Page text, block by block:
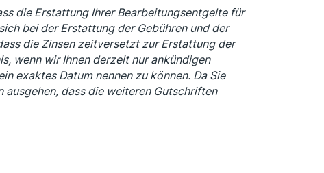
die Erstattung Ihrer Bearbeitungsentgelte für
bei der Erstattung der Gebühren und der
die Zinsen zeitversetzt zur Erstattung der
wenn wir Ihnen derzeit nur ankündigen
exaktes Datum nennen zu können. Da Sie
dass die weiteren Gutschriften